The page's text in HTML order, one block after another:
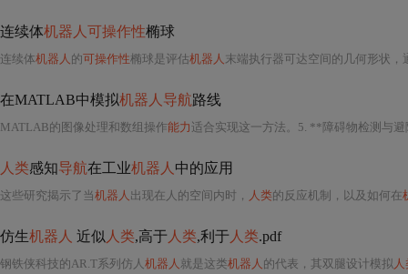
连续体机器人可操作性椭球
连续体机器人 的可操作性椭球是评估机器人 末端执行器可达空间的几何形状，通过雅可
在MATLAB中模拟机器人导航路线
MATLAB的图像处理和数组操作能力适合实现这一方法。5. **障碍物检测与
人类感知导航在工业机器人 中的应用
这些研究揭示了当机器人 出现在人的空间内时， 人类的反应机制，以及如何在
仿生机器人 近似 人类,高于 人类,利于 人类.pdf
钢铁侠科技的AR.T系列仿人 机器人就是这类机器人 的代表，其双腿设计模拟